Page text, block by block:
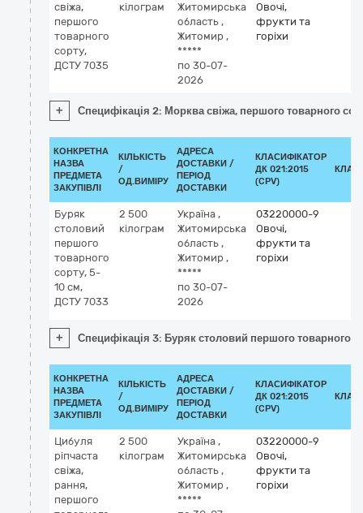
свіжа,
першого
товарного
сорту,
ДСТУ 7035
кілограм
Житомирська
область ,
Житомир ,
*****
по 30-07-
2026
Овочі,
фрукти та
горіхи
+ Специфікація 2: Морква свіжа, першого товарного
КОНКРЕТНА
НАЗВА
ПРЕДМЕТА
ЗАКУПІВЛІ
КІЛЬКІСТЬ
/
ОД.ВИМІРУ
АДРЕСА
ДОСТАВКИ /
ПЕРІОД
ДОСТАВКИ
КЛАСИФІКАТОР
ДК 021:2015
(CPV)
Буряк
столовий
першого
товарного
сорту, 5-
10 см,
ДСТУ 7033
2 500
кілограм
Україна ,
Житомирська
область ,
Житомир ,
*****
по 30-07-
2026
03220000-9
Овочі,
фрукти та
горіхи
+ Специфікація 3: Буряк столовий першого товарного
КОНКРЕТНА
НАЗВА
ПРЕДМЕТА
ЗАКУПІВЛІ
КІЛЬКІСТЬ
/
ОД.ВИМІРУ
АДРЕСА
ДОСТАВКИ /
ПЕРІОД
ДОСТАВКИ
КЛАСИФІКАТОР
ДК 021:2015
(CPV)
Цибуля
ріпчаста
свіжа,
рання,
першого
2 500
кілограм
Україна ,
Житомирська
область ,
Житомир ,
*****
03220000-9
Овочі,
фрукти та
горіхи